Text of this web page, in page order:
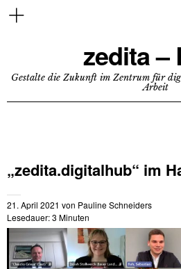
zedita –
Gestalte die Zukunft im Zentrum für
Arbeit
„zedita.digitalhub“ im
21. April 2021 von Pauline Schneiders
Lesedauer:3 Minuten